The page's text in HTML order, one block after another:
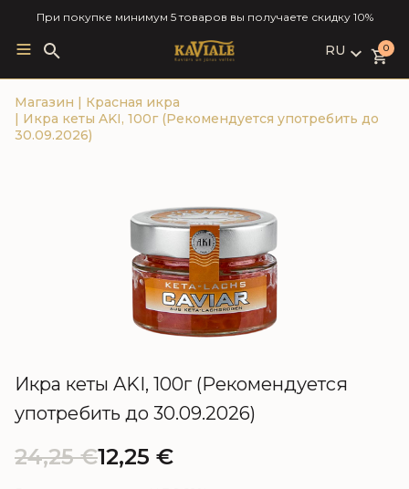
При покупке минимум 5 товаров вы получаете скидку 10%
Search
for:
RU
LV
0
Магазин | Красная икра
| Икра кеты AKI, 100г (Рекомендуется употребить до
30.09.2026)
Икра кеты AKI, 100г (Рекомендуется
употребить до 30.09.2026)
24,25€12,25 €